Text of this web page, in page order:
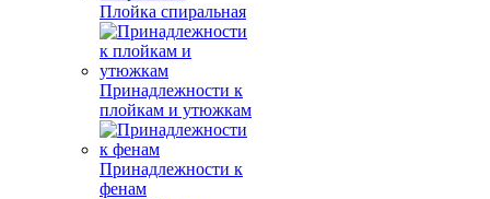
Плойка спиральная
Принадлежности к
плойкам и утюжкам
Принадлежности к
фенам